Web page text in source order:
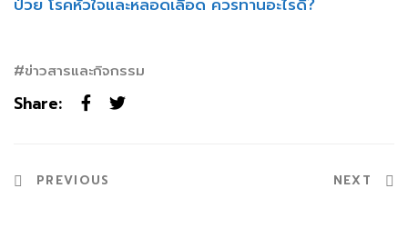
ข่าวสารและกิจกรรม
Share:
PREVIOUS NEXT